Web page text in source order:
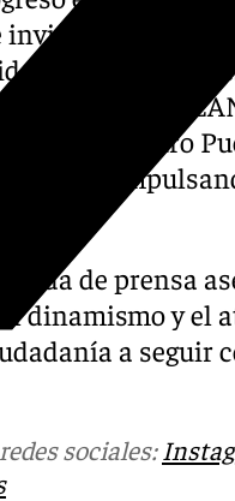
invierte, donde
Además,
Empresarial
y el futuro
están
de prensa
dinamismo y el
a seguir
sociales: